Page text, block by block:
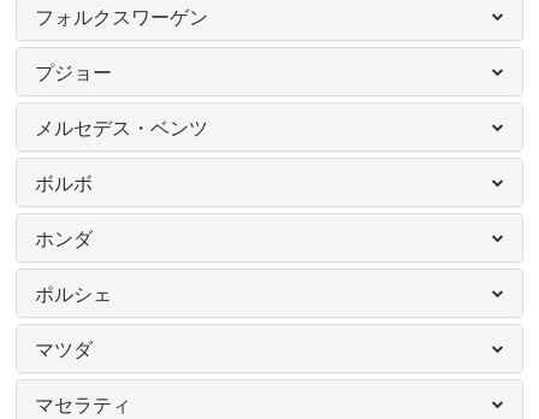
フォルクスワーゲン
プジョー
メルセデス・ベンツ
ボルボ
ホンダ
ポルシェ
マツダ
マセラティ